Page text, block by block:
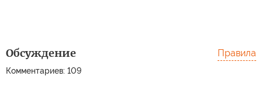
Обсуждение
Комментариев: 109
Правила